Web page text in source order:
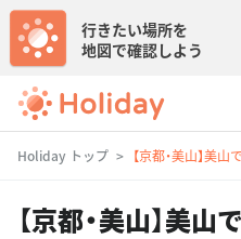
行きたい場所を
地図で確認しよう
Holiday トップ 【京都・美山】美
【京都・美山】美